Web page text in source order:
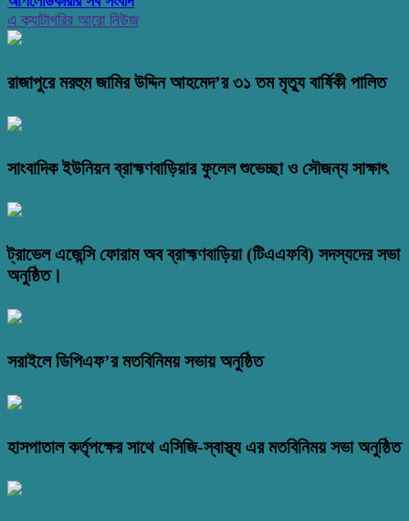
এ ক্যাটাগরির আরো নিউজ
রাজাপুরে মরহুম জামির উদ্দিন আহমেদ’র ৩১ তম মৃত্যু বার্ষিকী পালিত
সাংবাদিক ইউনিয়ন ব্রাহ্মণবাড়িয়ার ফুলেল শুভেচ্ছা ও সৌজন্য সাক্ষাৎ
ট্রাভেল এজেন্সি ফোরাম অব ব্রাহ্মণবাড়িয়া (টিএএফবি) সদস্যদের সভা
অনুষ্ঠিত।
সরাইলে ডিপিএফ’র মতবিনিময় সভায় অনুষ্ঠিত
হাসপাতাল কর্তৃপক্ষের সাথে এসিজি-স্বাস্থ্য এর মতবিনিময় সভা অনুষ্ঠিত